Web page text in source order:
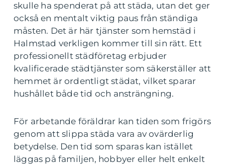
skulle ha spenderat på att städa, utan det ger
också en mentalt viktig paus från ständiga
måsten. Det är här tjänster som hemstäd i
Halmstad verkligen kommer till sin rätt. Ett
professionellt städföretag erbjuder
kvalificerade städtjänster som säkerställer att
hemmet är ordentligt städat, vilket sparar
hushållet både tid och ansträngning.
För arbetande föräldrar kan tiden som frigörs
genom att slippa städa vara av ovärderlig
betydelse. Den tid som sparas kan istället
läggas på familjen, hobbyer eller helt enkelt